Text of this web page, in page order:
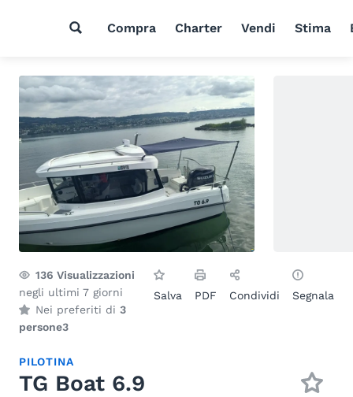
Compra Charter Vendi Stima
136 Visualizzazioni
negli ultimi 7 giorni
Nei preferiti di 3
persone3
Salva PDF Condividi Segnala
PILOTINA
TG Boat 6.9